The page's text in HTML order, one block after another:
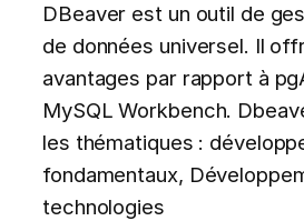
DBeaver est un outil de
de données universel. Il
avantages par rapport à
MySQL Workbench.
les thématiques :
fondamentaux,
technologies